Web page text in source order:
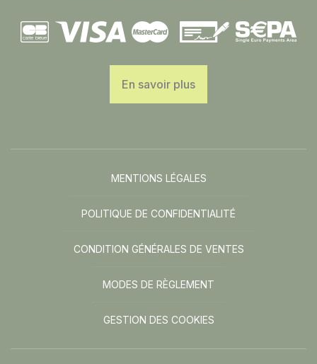
En savoir plus
MENTIONS LÉGALES
POLITIQUE DE CONFIDENTIALITÉ
CONDITION GÉNÉRALES DE VENTES
MODES DE RÈGLEMENT
GESTION DES COOKIES